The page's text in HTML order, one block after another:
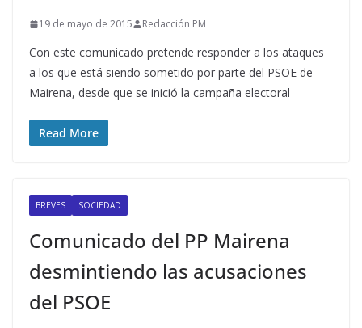
19 de mayo de 2015 Redacción PM
Con este comunicado pretende responder a los ataques
a los que está siendo sometido por parte del PSOE de
Mairena, desde que se inició la campaña electoral
Read More
BREVES SOCIEDAD
Comunicado del PP Mairena
desmintiendo las acusaciones
del PSOE